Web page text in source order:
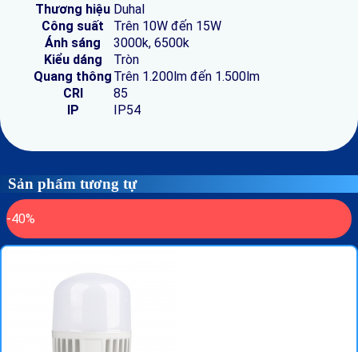
Thương hiệu Duhal
Công suất
Trên 10W đến 15W
Ánh sáng
3000k, 6500k
Kiểu dáng
Tròn
Quang thông Trên 1.200lm đến 1.500lm
CRI
85
IP
IP54
Sản phẩm tương tự
-40%